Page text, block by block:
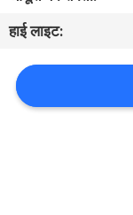
गुणवत्ता
नियंत्रण
संपर्क
हाई लाइट: